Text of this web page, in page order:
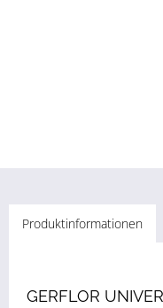
Produktinformationen
GERFLOR